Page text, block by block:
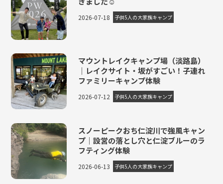
2026-07-18 子供5人の大家族キャンプ
マウントレイクキャンプ場（淡路島）
｜レイクサイト・坂がすごい！子連れ
ファミリーキャンプ体験
2026-07-12 子供5人の大家族キャンプ
スノーピークおち仁淀川で強風キャン
プ｜設営の落とし穴と仁淀ブルーのラ
フティング体験
2026-06-13 子供5人の大家族キャンプ